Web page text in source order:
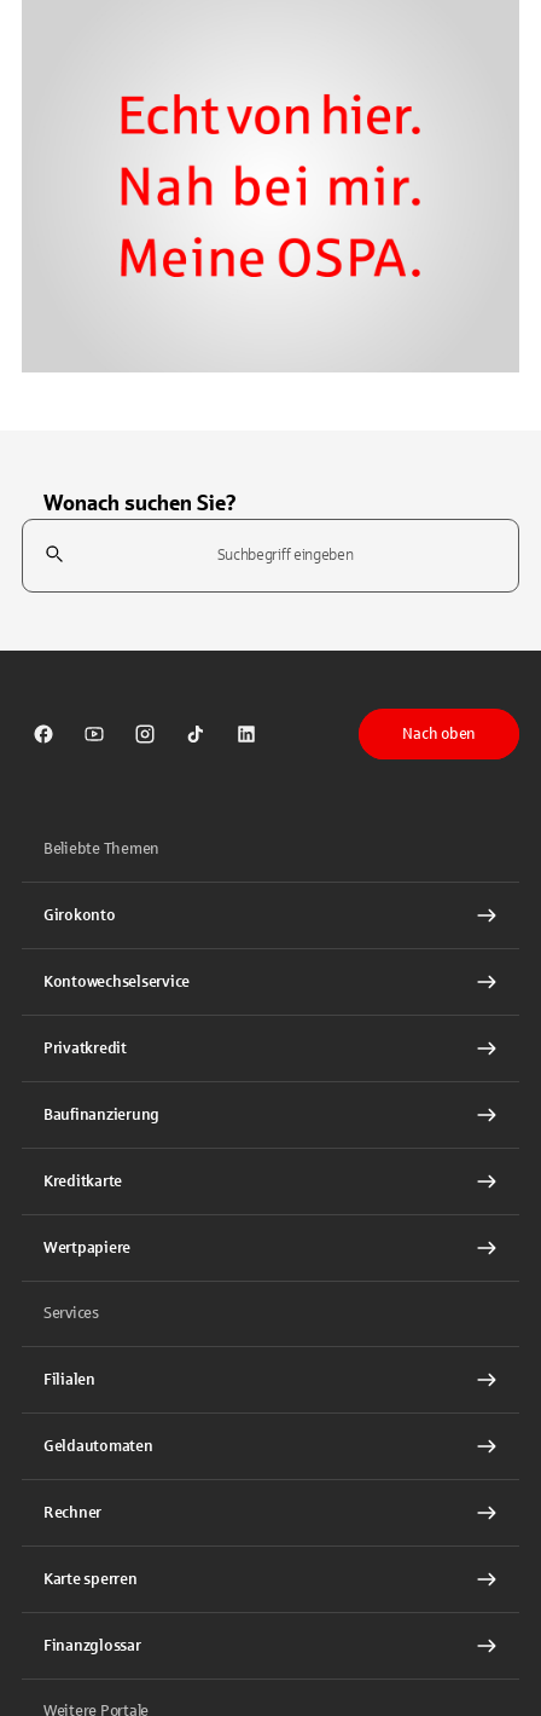
Wonach suchen Sie?
Suchfeld
Sparkasse auf Facebook
Sparkasse auf Youtube
Sparkasse auf Instagram
Sparkasse auf TikTok
Sparkasse auf LinkedIn
Nach oben
Beliebte Themen
Girokonto
Kontowechselservice
Privatkredit
Baufinanzierung
Kreditkarte
Wertpapiere
Services
Filialen
Geldautomaten
Rechner
Karte sperren
Finanzglossar
Weitere Portale